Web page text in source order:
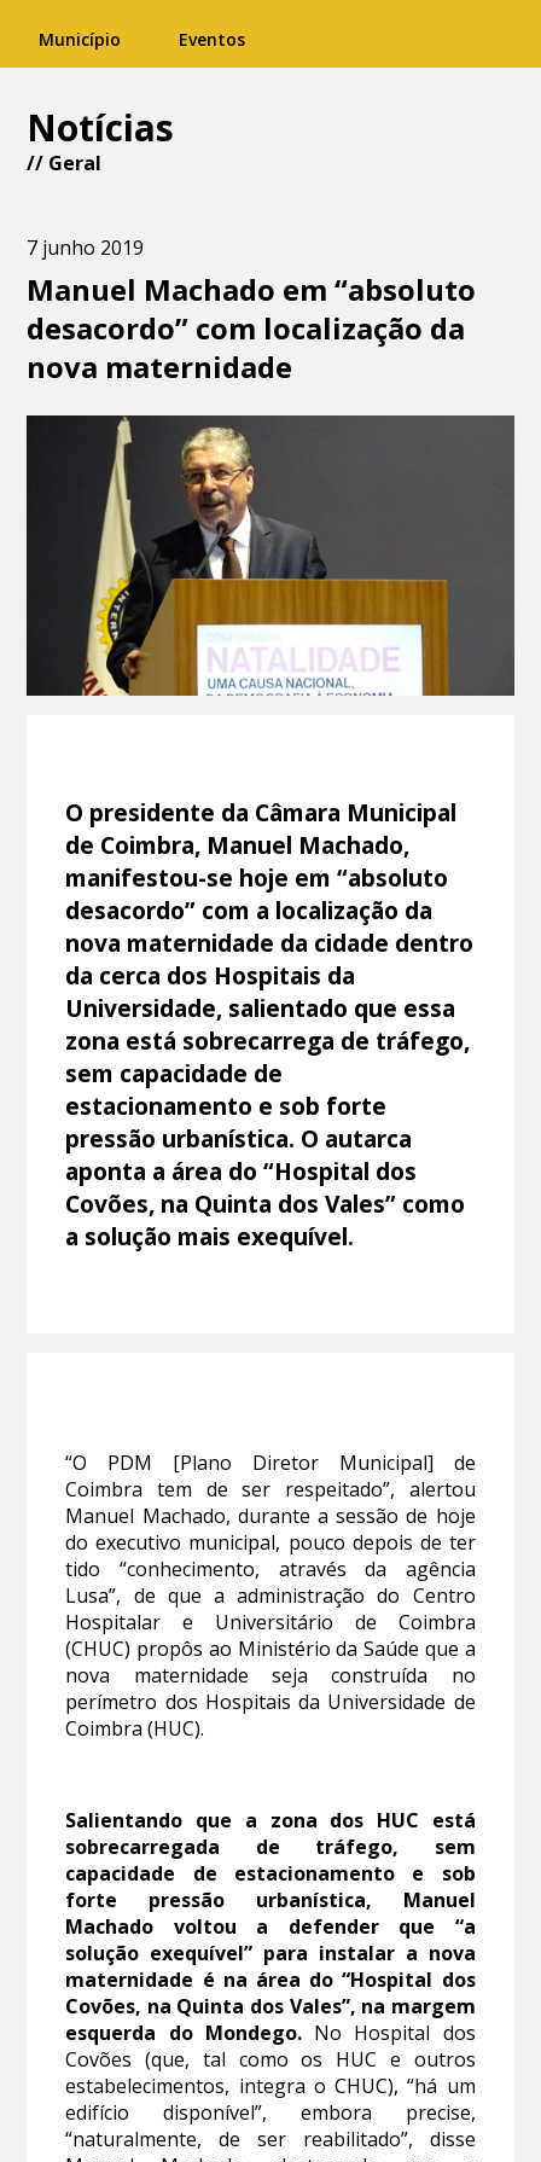
Município Eventos
Notícias
// Geral
7 junho 2019
Manuel Machado em “absoluto
desacordo” com localização da
nova maternidade
O presidente da Câmara Municipal
de Coimbra, Manuel Machado,
manifestou-se hoje em “absoluto
desacordo” com a localização da
nova maternidade da cidade dentro
da cerca dos Hospitais da
Universidade, salientado que essa
zona está sobrecarrega de tráfego,
sem capacidade de
estacionamento e sob forte
pressão urbanística. O autarca
aponta a área do “Hospital dos
Covões, na Quinta dos Vales” como
a solução mais exequível.
“O PDM [Plano Diretor Municipal] de
Coimbra tem de ser respeitado”, alertou
Manuel Machado, durante a sessão de hoje
do executivo municipal, pouco depois de ter
tido “conhecimento, através da agência
Lusa”, de que a administração do Centro
Hospitalar e Universitário de Coimbra
(CHUC) propôs ao Ministério da Saúde que a
nova maternidade seja construída no
perímetro dos Hospitais da Universidade de
Coimbra (HUC).
Salientando que a zona dos HUC está
sobrecarregada de tráfego, sem
capacidade de estacionamento e sob
forte pressão urbanística, Manuel
Machado voltou a defender que “a
solução exequível” para instalar a nova
maternidade é na área do “Hospital dos
Covões, na Quinta dos Vales”, na margem
esquerda do Mondego. No Hospital dos
Covões (que, tal como os HUC e outros
estabelecimentos, integra o CHUC), “há um
edifício disponível”, embora precise,
“naturalmente, de ser reabilitado”, disse